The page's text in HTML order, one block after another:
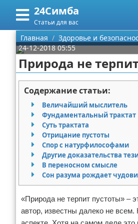
24Симба
Статьи для вас
Меню
Главная
Категории
Государство и право
Причинение вреда
Иммиграция
Здоровье и безопасность
Авторские права
Поиск
О проекте
Контакты
Сотрудничество
Размещение рекламы
Условия предоставления
Главная Здоровье и
24-12-2018 05:55
Природа не
Содержание статьи:
Величайший мыслитель
Фундаментальный трактат
Суть трактата
Отрицание пустоты
Спор с натурфилософами
Другие доказательства
В переносном смысле
Сон разума рождает
«Природа не терпит пустоты» –
автор, известны далеко не